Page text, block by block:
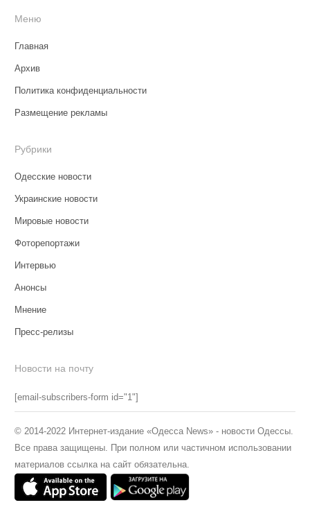
Меню
Главная
Архив
Политика конфиденциальности
Размещение рекламы
Рубрики
Одесские новости
Украинские новости
Мировые новости
Фоторепортажи
Интервью
Анонсы
Мнение
Пресс-релизы
Новости на почту
[email-subscribers-form id="1"]
© 2014-2022 Интернет-издание «Одесса News» - новости Одессы.
Все права защищены. При полном или частичном использовании
материалов ссылка на сайт обязательна.